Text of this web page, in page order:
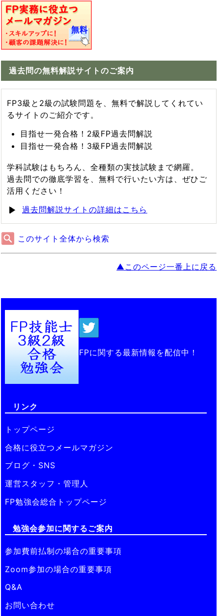
過去問の無料解説サイトのご案内
FP3級と2級の試験問題を、無料で解説してくれてい
るサイトのご紹介です。
目指せ一発合格！2級FP過去問解説
目指せ一発合格！3級FP過去問解説
学科試験はもちろん、全種類の実技試験まで網羅。
過去問での徹底学習を、無料で行いたい方は、ぜひご
活用ください！
過去問解説サイトの詳細はこちら
このサイト全体から検索
▲このページ一番上に戻る
FPに関する最新情報を配信中！
リンク
トップページ
合格に役立つメールマガジン
ブログ・SNS
運営スタッフ・管理人
FP勉強会総合トップページ
勉強会参加に関するご案内
参加費前払制の場合の重要事項
Zoom参加の場合の重要事項
Q&A
お問い合わせ